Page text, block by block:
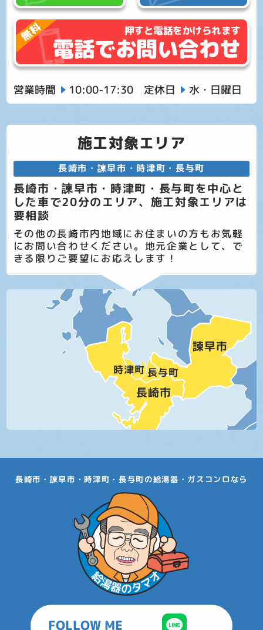
押すと電話をかけられます
電話でお問い合わせ
営業時間 10:00-17:30 定休日 水・日曜日
施工対象エリア
長崎市・諫早市・時津町・長与町
長崎市・諫早市・時津町・長与町を中心と
した車で20分のエリア、施工対象エリアは
要相談
その他の長崎市内地域にお住まいの方もお気軽
にお問い合わせください。地元企業として、で
きる限りご要望にお応えします！
長崎市・諫早市・時津町・長与町の給湯器・ガスコンロなら
FOLLOW ME